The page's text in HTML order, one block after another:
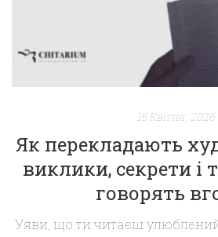
15 Квітня, 2026
Як перекладають
виклики, секрети і
говорять
Уяви, що ти читаєш